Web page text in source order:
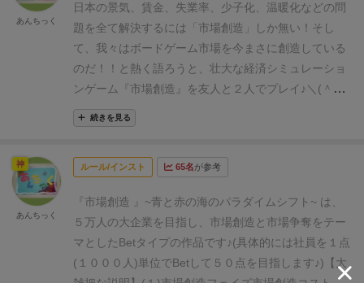
を投入したとします♪単純に人数比だけならA社：B
社：C社＝０：５：１０としてA社：０点、B社：１０
点、C社２０点ですが、実際には、上の図のように補
正値が入り、 補正後の点数がシェア争奪力とも言える
べきものとなります♪ｄ(＾＾；) A社：２点、B社：１
点、C社８点
こそこ複雑なので、実際に遊ぶ時は、
せてマーカーを増減させます♪＼(＾＾)
÷(２＋１＋８)＝３０÷１１＝商２あまり８点 【結果】
まず、商２なので…補正後の点数(シェア争奪力)×商
２の利益を獲得します♪
（ゲーム中は「２倍返し！」
のように表現すると分かりやすいです♪「０倍返
し！」という地獄が存在します…)A社：４点、B
ナスがもらえる条件は、 ・最終的な社員投入点１～２
点 ・社員投入点が単独最下位なので、 最終的な社員投
入点を１～２点に微調整する必要があり、１，２，
５，１０点の社員マーカーのうち１，２点の社員マー
カーに多めに両替する必要がありました。(＾＾；)
なみに５点、１０点の社員マーカーは、
ナスがもらえるので、それを捨てた作戦になっている
とも言えます。 なお、５点、１０点の社員マーカーは
ＢＥＴする上で融通が利きにくく 読まれやすいという
弱点があったりもします♪
あと１点＝１０００人の社員
を表現しています♪壮大！)ひとまず、序盤は上手~く作
戦がハマり ニッチャーボーナスで稼ぎまくり、点数１
日本の景気、賃金、失業率、少子化、温暖化などの問
題を全て解決するには 「市場創造」 しか無い！ そし
て、我々はボードゲーム市場を今まさに創造している
のだ！！ と熱く語ろうと、 壮大な経済シミュレーショ
ンゲーム
『市場創造』
を友人と２人でプレイ♪＼(＾＾)
【補足】景気、賃金、失業率は分かるけども…少子
化？温暖化？について
田舎は全然温暖化してなくて
だけど田舎に住もうにも仕事(産業、市場)が無
い… 新市場を創らねば！みたいな感じかな
♪(＾＾)諸説あり♪ で…まず語りたいのが、漫画 の①コ
マ目の話♪市場にある利益は限られていて、ここに多く
続きを見る
あんちっく
ルール/インスト 65名が参考
『市場創造 』~青と赤の海のパラダイムシフト~ は、
５万人の大企業を目指し、 市場創造と市場争奪をテー
マとしたBetタイプの作品です♪(具体的には社員を１点
(１０００人)単位でBetして５０点を目指します♪) 【大
神
あんちっく